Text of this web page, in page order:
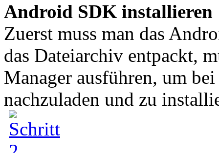
Android SDK installieren
Zuerst muss man das
das Dateiarchiv entpackt,
Manager ausführen, um
nachzuladen und zu